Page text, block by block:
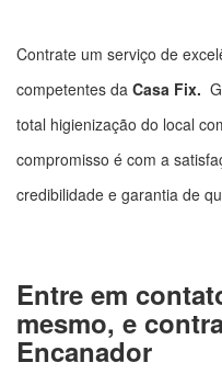
Contrate um serviço de
competentes da Casa Fix.
total higienização do local
compromisso é com a
credibilidade e garantia de
Entre em
mesmo, e
Encanador